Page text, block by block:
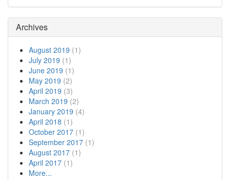
Archives
August 2019 (1)
July 2019 (1)
June 2019 (1)
May 2019 (2)
April 2019 (3)
March 2019 (2)
January 2019 (4)
April 2018 (1)
October 2017 (1)
September 2017 (1)
August 2017 (1)
April 2017 (1)
More...